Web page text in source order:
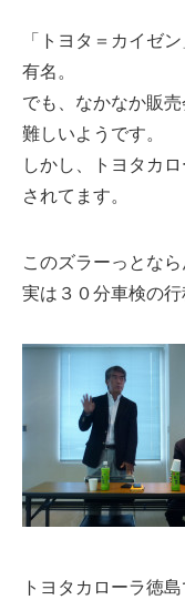
「トヨタ＝カイゼ
有名。
でも、なかなか販
難しいようです。
しかし、トヨタカ
されてます。
このズラーっとなら
実は３０分車検の行
トヨタカローラ徳